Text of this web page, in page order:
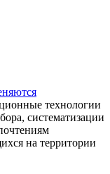
технологии
систематизации
на территории